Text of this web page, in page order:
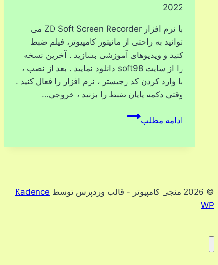
2022
با نرم افزار ZD Soft Screen Recorder می
توانید به راحتی از مانیتور کامپیوتر، فیلم ضبط
کنید و ویدیوهای آموزشی بسازید . آخرین نسخه
را از سایت soft98 دانلود نمایید . بعد از نصب ،
با وارد کردن کد رجیستر ، نرم افزار را فعال کنید .
وقتی دکمه پایان ضبط را بزنید ، خروجی…
ادامه مطلبضبط
Recorder
© 2026 منجی کامپیوتر - قالب وردپرس توسط
Kadence
WP